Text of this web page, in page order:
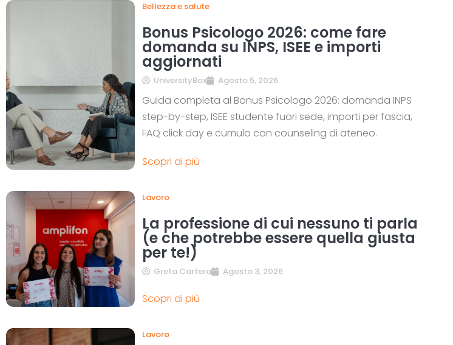
Bellezza e salute
Bonus Psicologo 2026: come fare
domanda su INPS, ISEE e importi
aggiornati
UniversityBox Agosto 5, 2026
Guida completa al Bonus Psicologo 2026: domanda INPS
step-by-step, ISEE studente fuori sede, importi per fascia,
FAQ click day e cumulo con counseling di ateneo.
Scopri di più
Lavoro
La professione di cui nessuno ti parla
(e che potrebbe essere quella giusta
per te!)
Greta Cartera Agosto 3, 2026
Scopri di più
Lavoro